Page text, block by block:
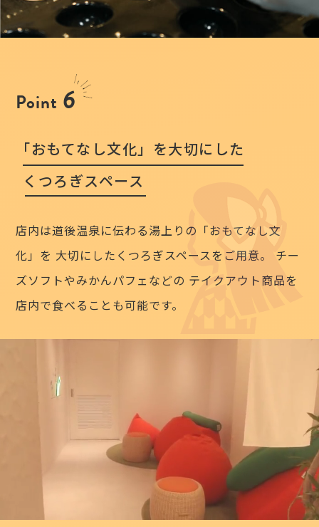
Point 6
「おもてなし文化」を大切にした
くつろぎスペース
店内は道後温泉に伝わる湯上りの「おもてなし文
化」を 大切にしたくつろぎスペースをご用意。
チー
ズソフトやみかんパフェなどの テイクアウト商品を
店内で食べることも可能です。